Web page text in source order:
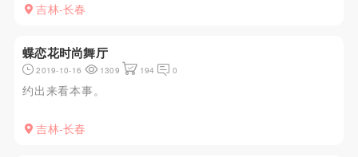
吉林-长春
蝶恋花时尚舞厅
2019-10-16 1309 194 0
约出来看本事。
吉林-长春